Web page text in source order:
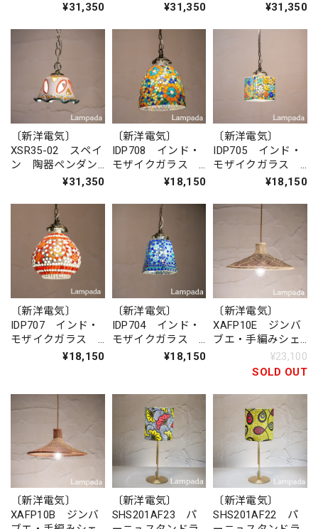
¥31,350 ¥31,350 ¥31,350
〔新洋電気〕
XSR35-02 スペイ
ン 陶器ペンダン
¥31,350
〔新洋電気〕
IDP708 インド・
モザイクガラス
ペンダントライト
¥18,150
〔新洋電気〕
IDP705 インド・
モザイクガラス
ペンダントライト
¥18,150
〔新洋電気〕
IDP707 インド・
モザイクガラス
ペンダントライト
¥18,150
〔新洋電気〕
IDP704 インド・
モザイクガラス
ペンダントライト
¥18,150
〔新洋電気〕
XAFP10E ジンバ
ブエ・手編みシェ
ード ペンダント
¥23,100
SOLD OUT
〔新洋電気〕
XAFP10B ジンバ
〔新洋電気〕
SHS201AF23 パ
〔新洋電気〕
SHS201AF22 パ